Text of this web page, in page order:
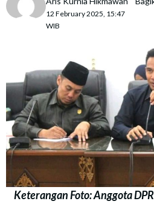
12 February 2025, 15:47
WIB
Keterangan Foto: Anggota